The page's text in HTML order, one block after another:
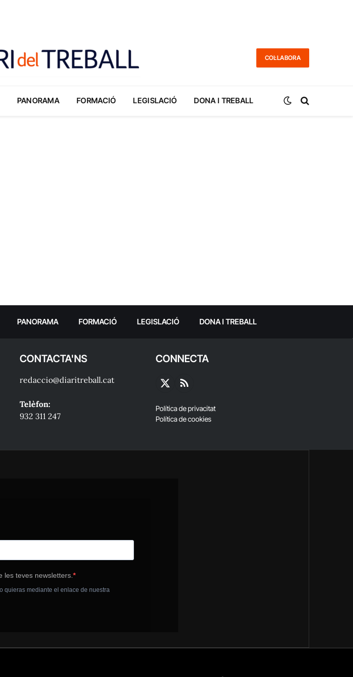
COL·LABORA
PANORAMA FORMACIÓ LEGISLACIÓ DONA I TREBALL
PANORAMA FORMACIÓ LEGISLACIÓ DONA I TREBALL
CONTACTA'NS
redaccio@diaritreball.cat
Telèfon:
932 311 247
CONNECTA
X
RSS
Política de privacitat
Política de cookies